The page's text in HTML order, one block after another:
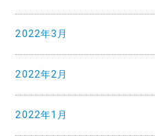
2022年3月
2022年2月
2022年1月